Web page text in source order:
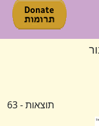
תוצאות - 63